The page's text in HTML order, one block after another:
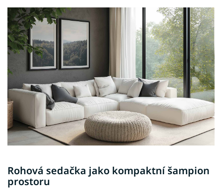
Rohová sedačka jako kompaktní šampion
prostoru